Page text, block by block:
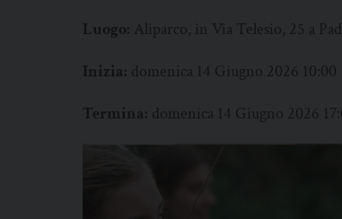
Luogo: Aliparco, in Via Telesio, 25 a
Inizia: domenica 14 Giugno 2026 10:00
Termina: domenica 14 Giugno 2026